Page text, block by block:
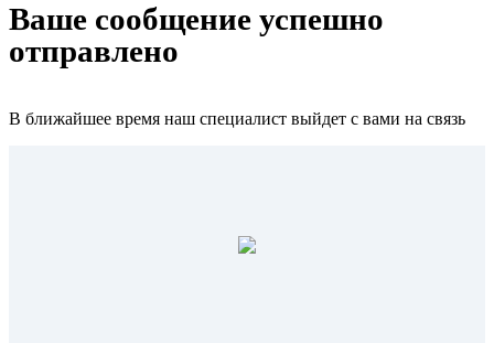
Ваше сообщение успешно
отправлено
В ближайшее время наш специалист выйдет с вами на связь